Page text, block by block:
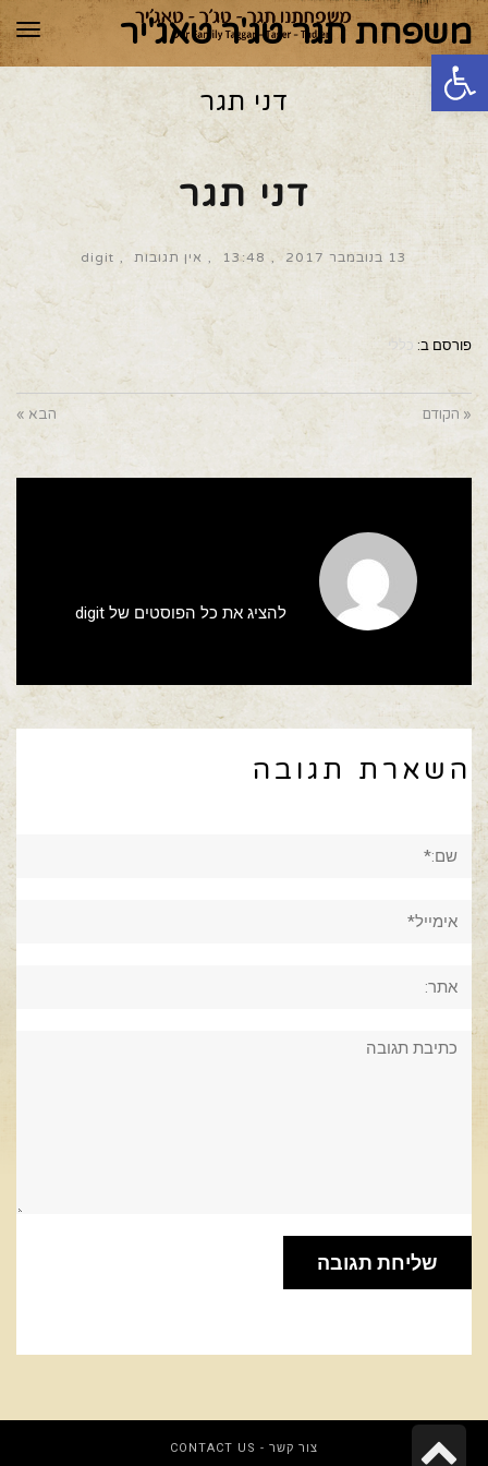
פתח סרגל נגישות
משפחת תגר טג'ר טאג'יר
דני תגר
דני תגר
13 בנובמבר 2017 13:48 אין תגובות digit
פורסם ב:
« הקודם הבא »
להציג את כל הפוסטים של digit
השארת תגובה
תגובה:
צור קשר - CONTACT US